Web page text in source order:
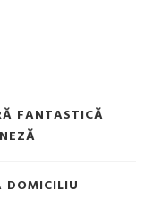
FANTASTICĂ
DOMICILIU